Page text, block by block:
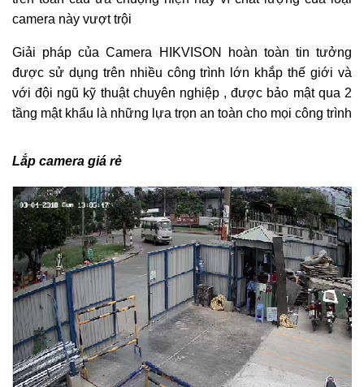
camera này vượt trội
Giải pháp của Camera HIKVISON hoàn toàn tin tưởng
được sử dụng trên nhiều công trình lớn khắp thế giới và
với đội ngũ kỹ thuật chuyên nghiệp , được bảo mật qua 2
tầng mật khẩu là những lựa trọn an toàn cho mọi công trình
Lắp camera giá rẻ